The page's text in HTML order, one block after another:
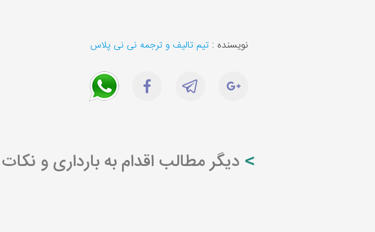
نویسنده : تیم تالیف و ترجمه نی نی پلاس
دیگر مطالب اقدام به بارداری و